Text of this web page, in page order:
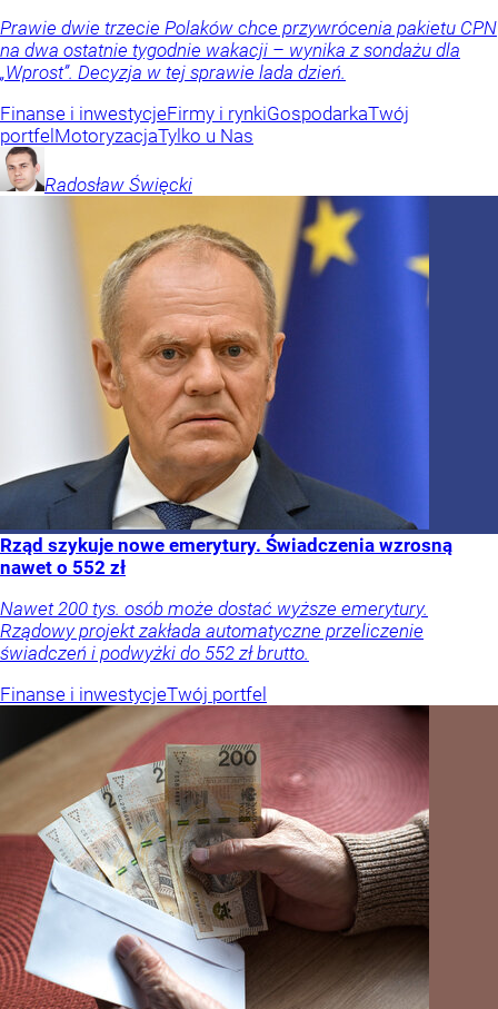
Prawie dwie trzecie Polaków chce przywrócenia pakietu CPN
na dwa ostatnie tygodnie wakacji – wynika z sondażu dla
„Wprost”. Decyzja w tej sprawie lada dzień.
Finanse i inwestycjeFirmy i rynkiGospodarkaTwój
portfel MotoryzacjaTylko u Nas
Radosław Święcki
Rząd szykuje nowe emerytury. Świadczenia wzrosną
nawet o 552 zł
Nawet 200 tys. osób może dostać wyższe emerytury.
Rządowy projekt zakłada automatyczne przeliczenie
świadczeń i podwyżki do 552 zł brutto.
Finanse i inwestycjeTwój portfel